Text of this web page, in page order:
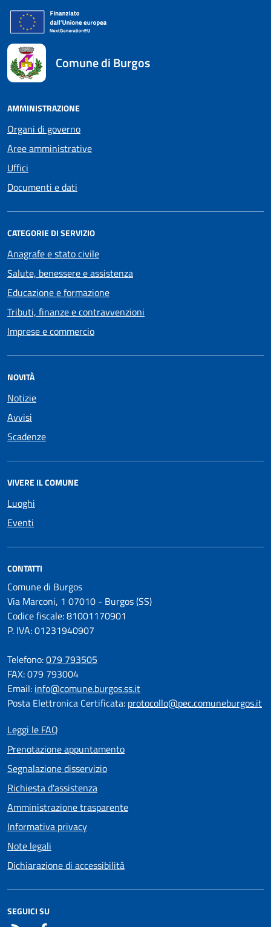
Comune di Burgos
AMMINISTRAZIONE
Organi di governo
Aree amministrative
Uffici
Documenti e dati
CATEGORIE DI SERVIZIO
Anagrafe e stato civile
Salute, benessere e assistenza
Educazione e formazione
Tributi, finanze e contravvenzioni
Imprese e commercio
NOVITÀ
Notizie
Avvisi
Scadenze
VIVERE IL COMUNE
Luoghi
Eventi
CONTATTI
Comune di Burgos
Via Marconi, 1 07010 - Burgos (SS)
Codice fiscale: 81001170901
P. IVA: 01231940907
Telefono:079 793505
FAX: 079 793004
Email: info@comune.burgos.ss.it
Posta Elettronica Certificata: protocollo@pec.comuneburgos.it
Leggi le FAQ
Prenotazione appuntamento
Segnalazione disservizio
Richiesta d'assistenza
Amministrazione trasparente
Informativa privacy
Note legali
Dichiarazione di accessibilità
SEGUICI SU